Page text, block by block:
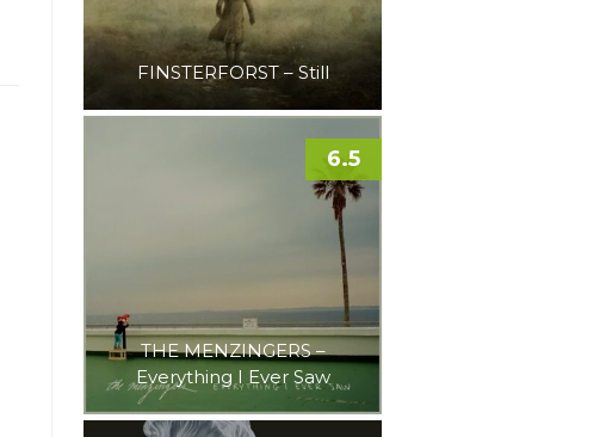
FINSTERFORST – Still
THE MENZINGERS –
Everything I Ever Saw
6.5